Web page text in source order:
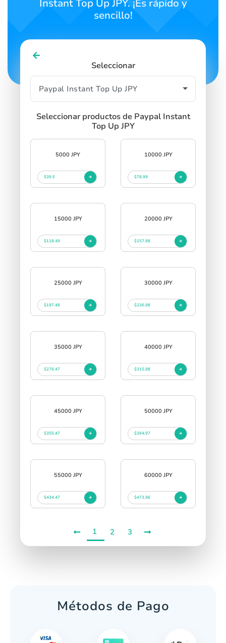
Instant Top Up JPY. ¡Es rápido y
sencillo!
Seleccionar
Seleccionar productos de Paypal Instant
Top Up JPY
5000 JPY
$39.5
10000 JPY
$78.99
15000 JPY
$118.49
20000 JPY
$157.98
25000 JPY
$197.48
30000 JPY
$236.98
35000 JPY
$276.47
40000 JPY
$315.98
45000 JPY
$355.47
50000 JPY
$394.97
55000 JPY
$434.47
60000 JPY
$473.96
1 2 3
Métodos de Pago